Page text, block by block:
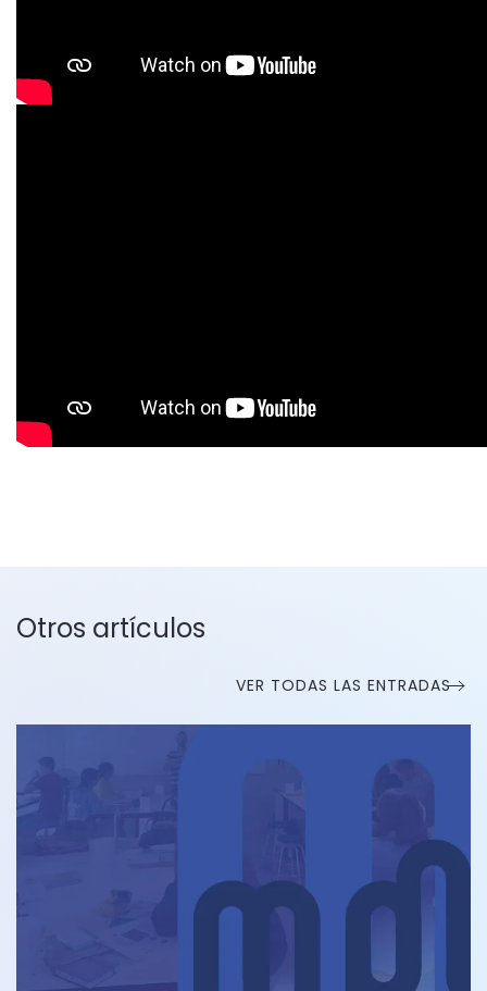
Otros artículos
VER TODAS LAS ENTRADAS